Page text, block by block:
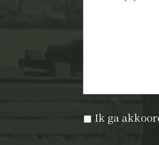
Privacyverklaring
Ik ga